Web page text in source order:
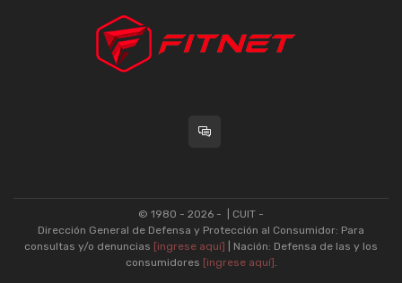
© 1980 - 2026 -
| CUIT -
Dirección General de Defensa y Protección al Consumidor: Para
consultas y/o denuncias [ingrese aquí]
| Nación: Defensa de las y los
consumidores [ingrese aquí] .